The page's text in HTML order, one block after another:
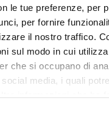
le tue preferenze, per
per fornire
il nostro traffico.
sul modo in cui
che si occupano di
media, i quali
banner non comporta
2, Como (CO)
3066
12:30